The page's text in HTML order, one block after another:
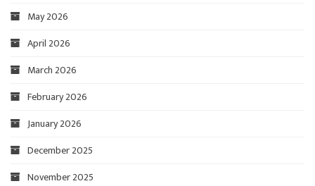
May 2026
April 2026
March 2026
February 2026
January 2026
December 2025
November 2025